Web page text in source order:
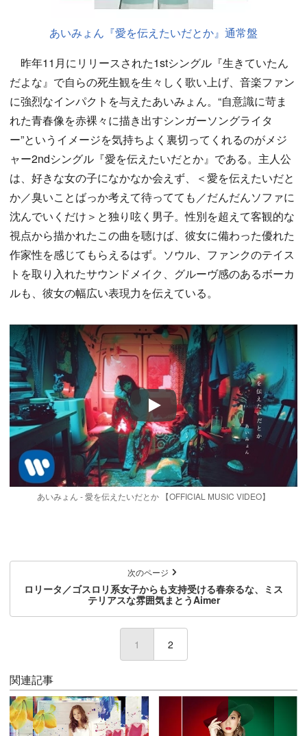
あいみょん『愛を伝えたいだとか』通常盤
昨年11月にリリースされた1stシングル『生きていたん
だよな』で自らの死生観を生々しく歌い上げ、音楽ファン
に強烈なインパクトを与えたあいみょん。“自意識に苛ま
れた青春像を赤裸々に描き出すシンガーソングライタ
ー”というイメージを気持ちよく裏切ってくれるのがメジ
ャー2ndシングル『愛を伝えたいだとか』である。主人公
は、好きな女の子になかなか会えず、＜愛を伝えたいだと
か／臭いことばっか考えて待ってても／だんだんソファに
沈んでいくだけ＞と独り呟く男子。性別を超えて客観的な
視点から描かれたこの曲を聴けば、彼女に備わった優れた
作家性を感じてもらえるはず。ソウル、ファンクのテイス
トを取り入れたサウンドメイク、グルーヴ感のあるボーカ
ルも、彼女の幅広い表現力を伝えている。
Play
あいみょん - 愛を伝えたいだとか 【OFFICIAL MUSIC VIDEO】
次のページ
ロリータ／ゴスロリ系女子からも支持受ける春奈るな、ミス
テリアスな雰囲気まとうAimer
1 (current)
2
関連記事